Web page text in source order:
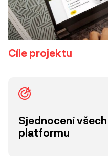
Cíle projektu
Sjednocení
platformu